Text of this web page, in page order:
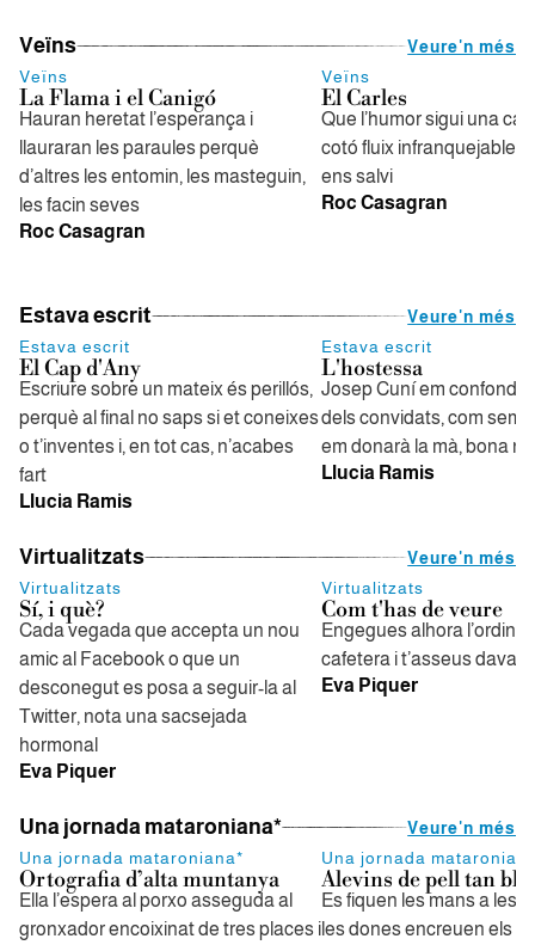
Veïns
Veure'n més
Veïns
La Flama i el Canigó
Hauran heretat l’esperança i
llauraran les paraules perquè
d’altres les entomin, les masteguin,
les facin seves
Roc Casagran
Veïns
El Carles
Que l’humor sigui una
cotó fluix infranquejable,
ens salvi
Roc Casagran
Estava escrit
Veure'n més
Estava escrit
El Cap d'Any
Escriure sobre un mateix és perillós,
perquè al final no saps si et coneixes
o t’inventes i, en tot cas, n’acabes
fart
Llucia Ramis
Estava escrit
L'hostessa
Josep Cuní em
dels convidats, com
em donarà la mà, bona nit
Llucia Ramis
Virtualitzats
Veure'n més
Virtualitzats
Sí, i què?
Cada vegada que accepta un nou
amic al Facebook o que un
desconegut es posa a seguir-la al
Twitter, nota una sacsejada
hormonal
Eva Piquer
Virtualitzats
Com t'has de veure
Engegues alhora
cafetera i t’asseus
Eva Piquer
Una jornada mataroniana*
Veure'n més
Una jornada mataroniana*
Ortografia d’alta muntanya
Ella l’espera al porxo asseguda al
gronxador encoixinat de tres places i
Una jornada
Alevins de pell tan
Es fiquen les mans a les
les dones encreuen els